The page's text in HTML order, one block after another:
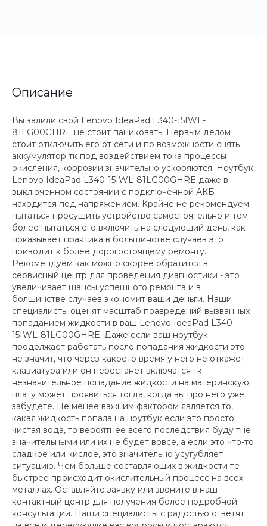
Описание
Вы залили свой Lenovo IdeaPad L340-15IWL-
81LG00GHRE не стоит паниковать. Первым делом
стоит отключить его от сети и по возможности снять
аккумулятор тк под воздействием тока процессы
окисления, коррозии значительно ускоряются. Ноутбук
Lenovo IdeaPad L340-15IWL-81LG00GHRE даже в
выключенном состоянии с подключённой АКБ
находится под напряжением. Крайне не рекомендуем
пытаться просушить устройство самостоятельно и тем
более пытаться его включить на следующий день, как
показывает практика в большинстве случаев это
приводит к более дорогостоящему ремонту.
Рекомендуем как можно скорее обратится в
сервисный центр для проведения диагностики - это
увеличивает шансы успешного ремонта и в
болшинстве случаев экономит ваши деньги. Наши
специалисты оценят масштаб поавредений вызванных
попаданием жидкости в ваш Lenovo IdeaPad L340-
15IWL-81LG00GHRE. Даже если ваш ноутбук
продолжает работать после попадания жидкости это
не значит, что через какоето время у него не откажет
клавиатура или он перестанет включатся тк
незначительное попадание жидкости на материнскую
плату может проявиться тогда, когда вы про него уже
забудете. Не менее важним фактором является то,
какая жидкость попала на ноутбук если это просто
чистая вода, то вероятнее всего последствия буду тне
значительными или их не будет вовсе, а если это что-то
сладкое или кислое, это значительно усугубляет
ситуацию. Чем больше составляющих в жидкости те
быстрее происходит окислительный процесс на всех
металлах. Оставляйте заявку или звоните в наш
контактный центр для получения более подробной
консультации. Наши специалисты с радостью ответят